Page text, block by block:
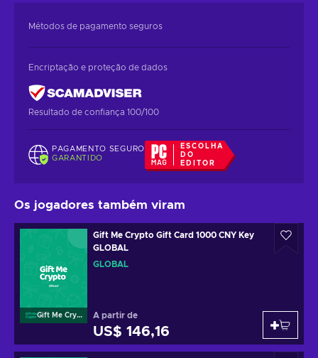
Métodos de pagamento seguros
Encriptação e proteção de dados
Resultado de confiança 100/100
PAGAMENTO SEGURO
GARANTIDO
ESCOLHA
DO
EDITOR
Os jogadores também viram
Gift Me Crypto
Gift Me Crypto Gift Card 1000 CNY Key
GLOBAL
GLOBAL
A partir de
US$ 146,16